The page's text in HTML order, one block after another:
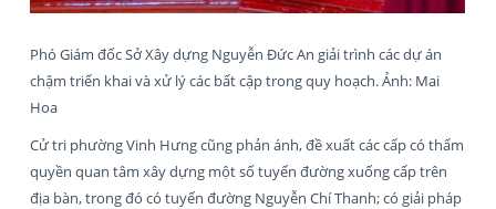
Phó Giám đốc Sở Xây dựng Nguyễn Đức An giải trình các dự án
chậm triển khai và xử lý các bất cập trong quy hoạch. Ảnh: Mai
Hoa
Cử tri phường Vinh Hưng cũng phản ánh, đề xuất các cấp có thẩm
quyền quan tâm xây dựng một số tuyến đường xuống cấp trên
địa bàn, trong đó có tuyến đường Nguyễn Chí Thanh; có giải pháp